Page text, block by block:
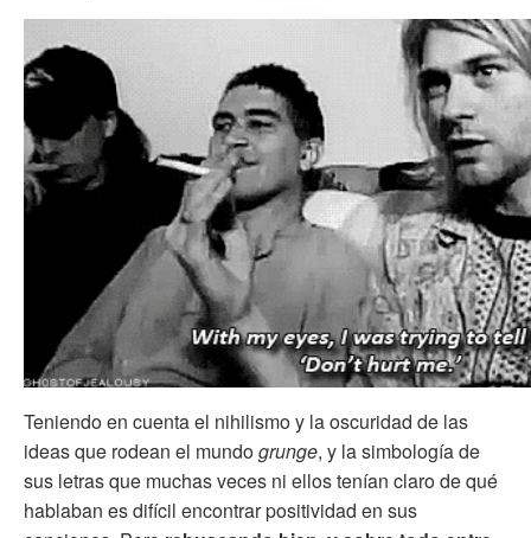
Teniendo en cuenta el nihilismo y la oscuridad de las
ideas que rodean el mundogrunge, y la simbología de
sus letras que muchas veces ni ellos tenían claro de qué
hablaban es difícil encontrar positividad en sus